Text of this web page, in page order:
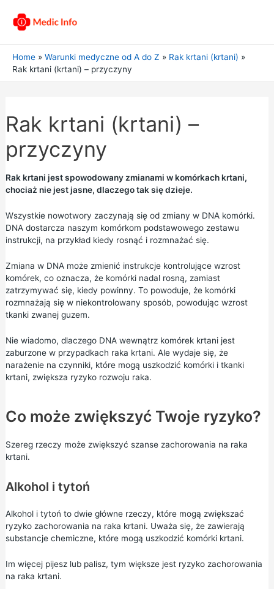
Home Warunki medyczne od A do Z
Rak krtani (krtani)
Rak krtani (krtani) – przyczyny
Rak krtani (krtani) –
przyczyny
Rak krtani jest spowodowany zmianami w komórkach krtani,
chociaż nie jest jasne, dlaczego tak się dzieje.
Wszystkie nowotwory zaczynają się od zmiany w DNA komórki.
DNA dostarcza naszym komórkom podstawowego zestawu
instrukcji, na przykład kiedy rosnąć i rozmnażać się.
Zmiana w DNA może zmienić instrukcje kontrolujące wzrost
komórek, co oznacza, że komórki nadal rosną, zamiast
zatrzymywać się, kiedy powinny. To powoduje, że komórki
rozmnażają się w niekontrolowany sposób, powodując wzrost
tkanki zwanej guzem.
Nie wiadomo, dlaczego DNA wewnątrz komórek krtani jest
zaburzone w przypadkach raka krtani. Ale wydaje się, że
narażenie na czynniki, które mogą uszkodzić komórki i tkanki
krtani, zwiększa ryzyko rozwoju raka.
Co może zwiększyć Twoje ryzyko?
Szereg rzeczy może zwiększyć szanse zachorowania na raka
krtani.
Alkohol i tytoń
Alkohol i tytoń to dwie główne rzeczy, które mogą zwiększać
ryzyko zachorowania na raka krtani. Uważa się, że zawierają
substancje chemiczne, które mogą uszkodzić komórki krtani.
Im więcej pijesz lub palisz, tym większe jest ryzyko zachorowania
na raka krtani.